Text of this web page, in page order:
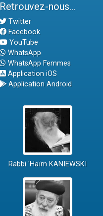
Retrouvez-nous...
Twitter
Facebook
YouTube
WhatsApp
WhatsApp Femmes
Application iOS
Application Android
Rabbi 'Haïm KANIEWSKI